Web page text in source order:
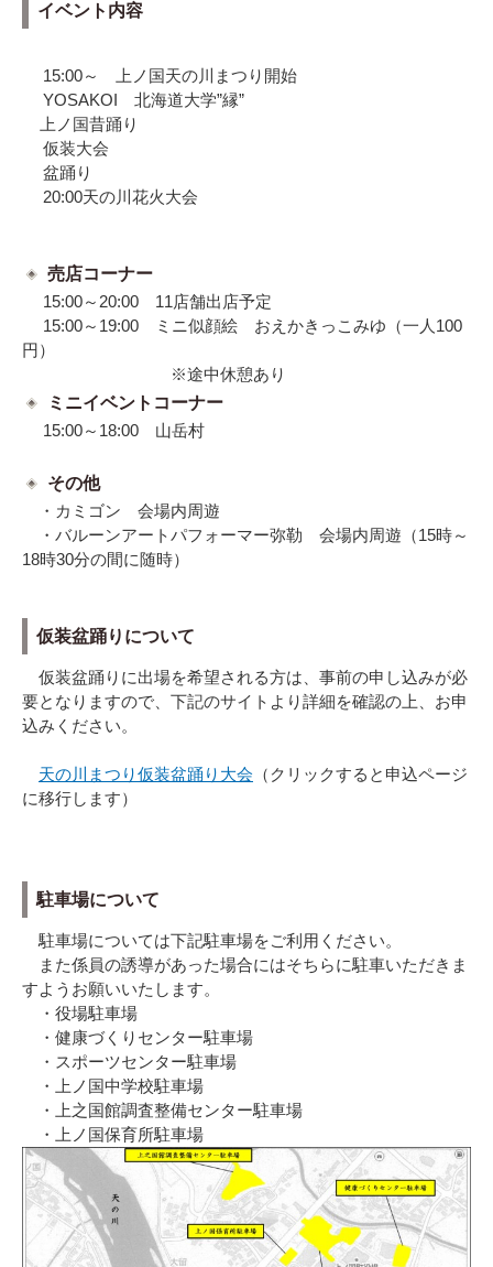
イベント内容
15:00～ 上ノ国天の川まつり開始
YOSAKOI 北海道大学”縁”
上ノ国昔踊り
仮装大会
盆踊り
20:00天の川花火大会
売店コーナー
15:00～20:00 11店舗出店予定
15:00～19:00 ミニ似顔絵 おえかきっこみゆ（一人100
円）
※途中休憩あり
ミニイベントコーナー
15:00～18:00 山岳村
その他
・カミゴン 会場内周遊
・バルーンアートパフォーマー弥勒 会場内周遊（15時～
18時30分の間に随時）
仮装盆踊りについて
仮装盆踊りに出場を希望される方は、事前の申し込みが必
要となりますので、下記のサイトより詳細を確認の上、お申
込みください。
天の川まつり仮装盆踊り大会 （クリックすると申込ページ
に移行します）
駐車場について
駐車場については下記駐車場をご利用ください。
また係員の誘導があった場合にはそちらに駐車いただきま
すようお願いいたします。
・役場駐車場
・健康づくりセンター駐車場
・スポーツセンター駐車場
・上ノ国中学校駐車場
・上之国館調査整備センター駐車場
・上ノ国保育所駐車場